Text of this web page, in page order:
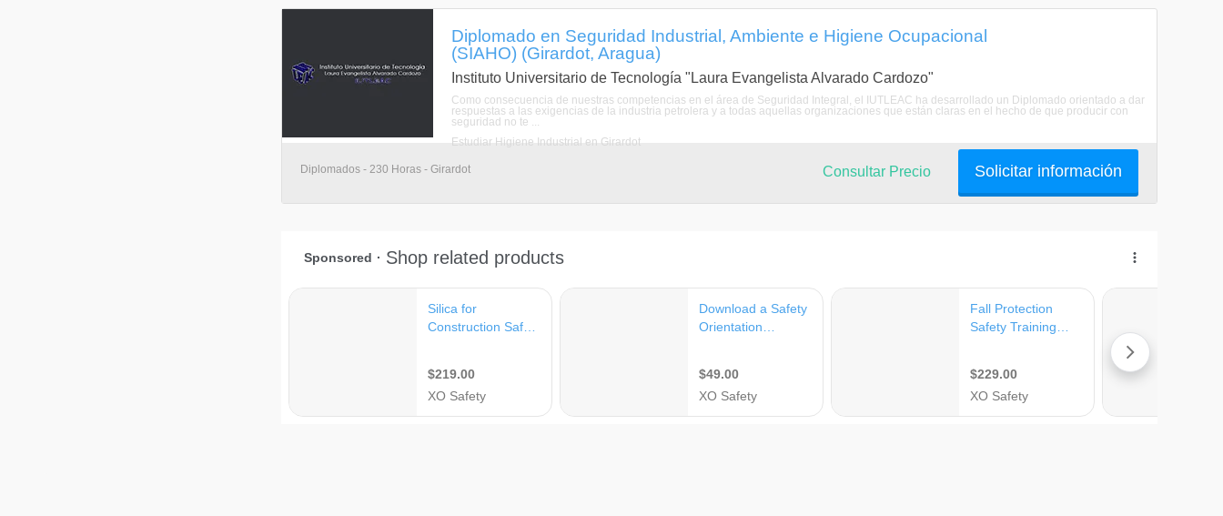
Diplomado en Seguridad Industrial, Ambiente e Higiene Ocupacional
(SIAHO) (Girardot, Aragua)
Instituto Universitario de Tecnología "Laura Evangelista Alvarado Cardozo"
Como consecuencia de nuestras competencias en el área de Seguridad Integral, el IUTLEAC ha desarrollado un Diplomado orientado a dar
respuestas a las exigencias de la industria petrolera y a todas aquellas organizaciones que están claras en el hecho de que producir con
seguridad no te ...
Estudiar Higiene Industrial en Girardot
Diplomados - 230 Horas - Girardot Solicitar información
Consultar Precio